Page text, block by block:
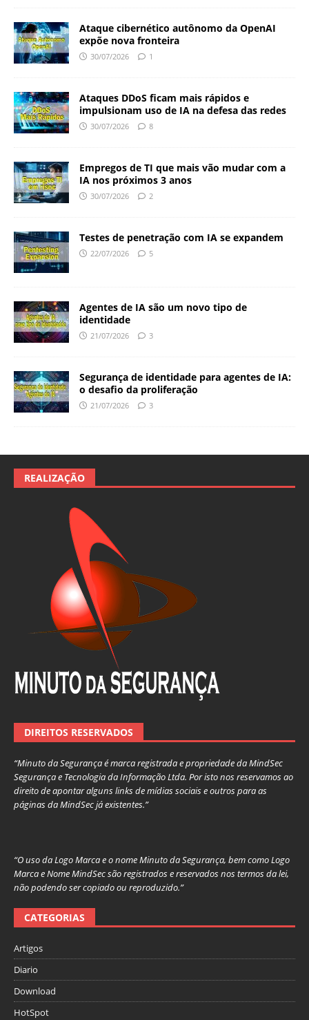
Ataque cibernético autônomo da OpenAI
expõe nova fronteira
30/07/2026 1
Ataques DDoS ficam mais rápidos e
impulsionam uso de IA na defesa das redes
30/07/2026 8
Empregos de TI que mais vão mudar com a
IA nos próximos 3 anos
30/07/2026 2
Testes de penetração com IA se expandem
22/07/2026 5
Agentes de IA são um novo tipo de
identidade
21/07/2026 3
Segurança de identidade para agentes de IA:
o desafio da proliferação
21/07/2026 3
REALIZAÇÃO
DIREITOS RESERVADOS
“Minuto da Segurança é marca registrada e propriedade da MindSec
Segurança e Tecnologia da Informação Ltda. Por isto nos reservamos ao
direito de apontar alguns links de mídias sociais e outros para as
páginas da MindSec já existentes.”
“O uso da Logo Marca e o nome Minuto da Segurança, bem como Logo
Marca e Nome MindSec são registrados e reservados nos termos da lei,
não podendo ser copiado ou reproduzido.”
CATEGORIAS
Artigos
Diario
Download
HotSpot